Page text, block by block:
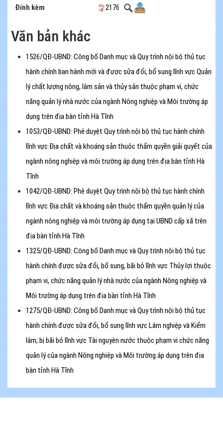
Đính kèm 2176
Văn bản khác
1526/QĐ-UBND: Công bố Danh mục và Quy trình nội bộ thủ tục
hành chính ban hành mới và được sửa đổi, bổ sung lĩnh vực Quản
lý chất lượng nông, lâm sản và thủy sản thuộc phạm vi, chức
năng quản lý nhà nước của ngành Nông nghiệp và Môi trường áp
dụng trên địa bàn tỉnh Hà Tĩnh
1053/QĐ-UBND: Phê duyệt Quy trình nội bộ thủ tục hành chính
lĩnh vực Địa chất và khoáng sản thuộc thẩm quyền giải quyết của
ngành nông nghiệp và môi trường áp dụng trên địa bàn tỉnh Hà
Tĩnh
1042/QĐ-UBND: Phê duyệt Quy trình nội bộ thủ tục hành chính
lĩnh vực Địa chất và khoáng sản thuộc thẩm quyền quản lý của
ngành nông nghiệp và môi trường áp dụng tại UBND cấp xã trên
địa bàn tỉnh Hà Tĩnh
1325/QĐ-UBND: Công bố Danh mục và Quy trình nội bộ thủ tục
hành chính được sửa đổi, bổ sung, bãi bỏ lĩnh vực Thủy lợi thuộc
phạm vi, chức năng quản lý nhà nước của ngành Nông nghiệp và
Môi trường áp dụng trên địa bàn tỉnh Hà Tĩnh
1275/QĐ-UBND: Công bố Danh mục và Quy trình nội bộ thủ tục
hành chính được sửa đổi, bổ sung lĩnh vực Lâm nghiệp và Kiểm
lâm; bị bãi bỏ lĩnh vực Tài nguyên nước thuộc phạm vi chức năng
quản lý của ngành Nông nghiệp và Môi trường áp dụng trên địa
bàn tỉnh Hà Tĩnh